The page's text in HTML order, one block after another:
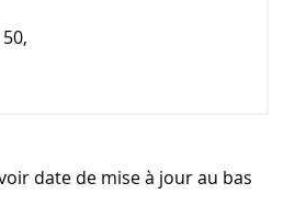
date de mise à jour au bas